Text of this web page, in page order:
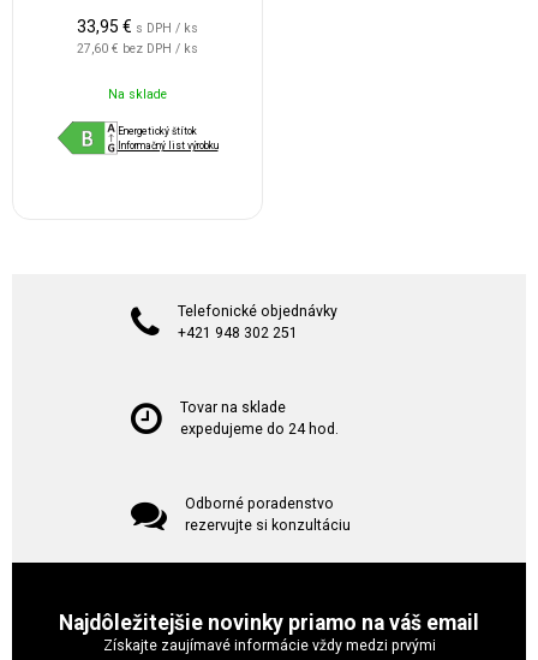
33,95 € s DPH / ks
27,60 € bez DPH / ks
Na sklade
Energetický štítok
Informačný list výrobku
Telefonické objednávky
+421 948 302 251
Tovar na sklade
expedujeme do 24 hod.
Odborné poradenstvo
rezervujte si konzultáciu
Najdôležitejšie novinky priamo na váš email
Získajte zaujímavé informácie vždy medzi prvými